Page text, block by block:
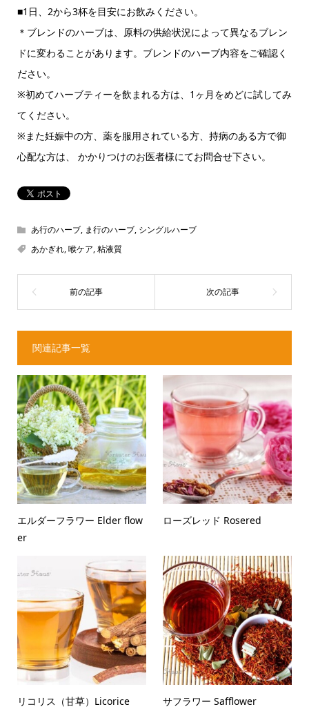
■1日、2から3杯を目安にお飲みください。
＊ブレンドのハーブは、原料の供給状況によって異なるブレン
ドに変わることがあります。ブレンドのハーブ内容をご確認く
ださい。
※初めてハーブティーを飲まれる方は、1ヶ月をめどに試してみ
てください。
※また妊娠中の方、薬を服用されている方、持病のある方で御
心配な方は、 かかりつけのお医者様にてお問合せ下さい。
あ行のハーブ, ま行のハーブ, シングルハーブ
あかぎれ,喉ケア,粘液質
関連記事一覧
エルダーフラワー Elder flow
er
ローズレッド Rosered
リコリス（甘草）Licorice サフラワー Safflower